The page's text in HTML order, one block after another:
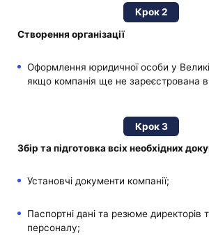
Крок 2
Створення організації
Оформлення юридичної особи у
якщо компанія ще не зареєстрована в
Крок 3
Збір та підготовка всіх необхідних
Установчі документи компанії;
Паспортні дані та резюме директорів
персоналу;